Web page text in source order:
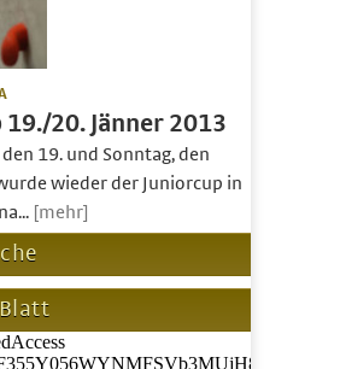
19./20. Jänner 2013
19. und Sonntag, den
wieder der Juniorcup in
[mehr]
Blatt